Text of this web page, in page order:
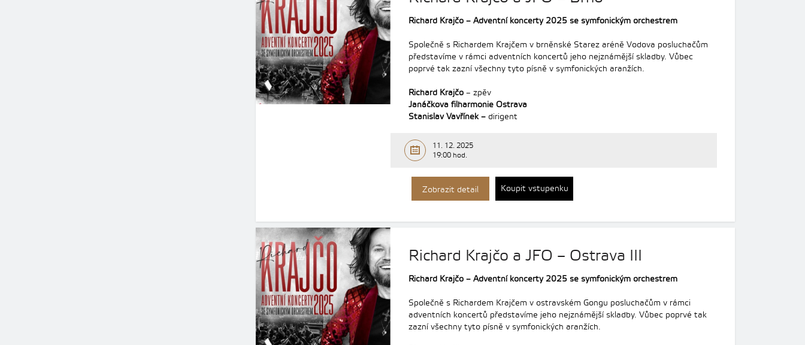
Richard Krajčo – Adventní koncerty 2025 se symfonickým orchestrem
Společně s Richardem Krajčem v brněnské Starez aréně Vodova posluchačům
představíme v rámci adventních koncertů jeho nejznámější skladby. Vůbec
poprvé tak zazní všechny tyto písně v symfonických aranžích.
Richard Krajčo – zpěv
Janáčkova filharmonie Ostrava
Stanislav Vavřínek – dirigent
11. 12. 2025
19:00 hod.
Zobrazit detail Koupit vstupenku
Richard Krajčo a JFO – Ostrava III
Richard Krajčo – Adventní koncerty 2025 se symfonickým orchestrem
Společně s Richardem Krajčem v ostravském Gongu posluchačům v rámci
adventních koncertů představíme jeho nejznámější skladby. Vůbec poprvé tak
zazní všechny tyto písně v symfonických aranžích.